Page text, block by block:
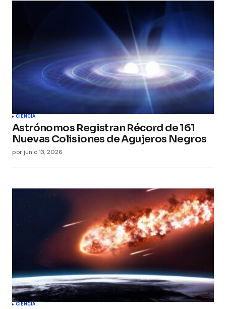
Guarda mi nombre, correo electrónico y web en
este navegador para la próxima vez que
comente.
Submit Comment
CIENCIA
Astrónomos Registran Récord de 161
Nuevas Colisiones de Agujeros Negros
por junio 13, 2026
CIENCIA